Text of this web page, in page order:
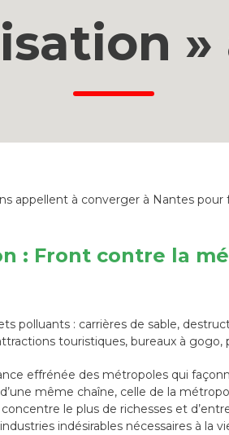
»
appellent à converger à Nantes
: Front contre la
polluants : carrières de sable,
touristiques, bureaux à
effrénée des métropoles qui
même chaîne, celle de la
le plus de richesses et
indésirables nécessaires à la